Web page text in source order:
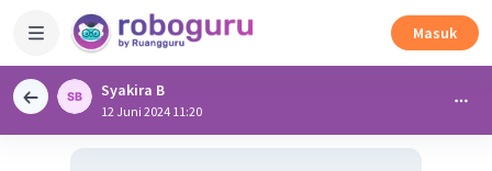
Masuk
Syakira B
12 Juni 2024 11:20